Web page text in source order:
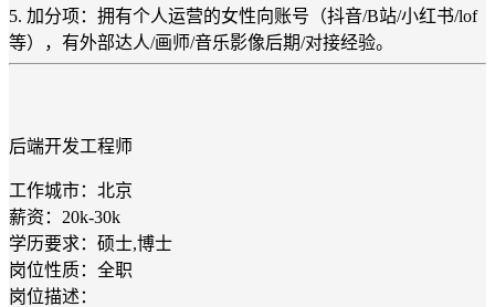
5. 加分项：拥有个人运营的女性向账号（抖音/B站/小红书/lof
等），有外部达人/画师/音乐影像后期/对接经验。
后端开发工程师
工作城市：北京
薪资：20k-30k
学历要求：硕士,博士
岗位性质：全职
岗位描述：